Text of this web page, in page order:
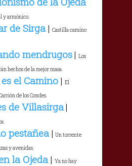
y armónico.
de Sirga | Castilla camino
mendrugos| Los
hechos de la mejor masa.
el Camino | El
de los Condes.
de Villasirga|
pestañea | Un torrente
y avenidas.
la Ojeda | Ya no hay